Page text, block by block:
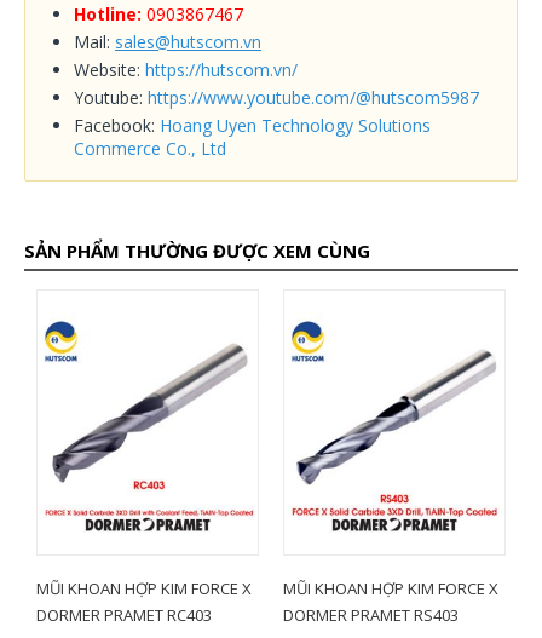
Hotline: 0903867467
Mail: sales@hutscom.vn
Website: https://hutscom.vn/
Youtube: https://www.youtube.com/@hutscom5987
Facebook: Hoang Uyen Technology Solutions
Commerce Co., Ltd
SẢN PHẨM THƯỜNG ĐƯỢC XEM CÙNG
MŨI KHOAN HỢP KIM FORCE X
DORMER PRAMET RC403
MŨI KHOAN HỢP KIM FORCE X
DORMER PRAMET RS403